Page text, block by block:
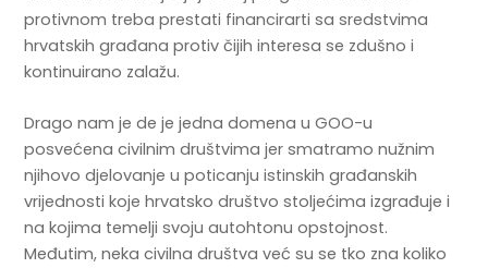
protivnom treba prestati financirarti sa sredstvima
hrvatskih građana protiv čijih interesa se zdušno i
kontinuirano zalažu.
Drago nam je de je jedna domena u GOO-u
posvećena civilnim društvima jer smatramo nužnim
njihovo djelovanje u poticanju istinskih građanskih
vrijednosti koje hrvatsko društvo stoljećima izgrađuje i
na kojima temelji svoju autohtonu opstojnost.
Međutim, neka civilna društva već su se tko zna koliko